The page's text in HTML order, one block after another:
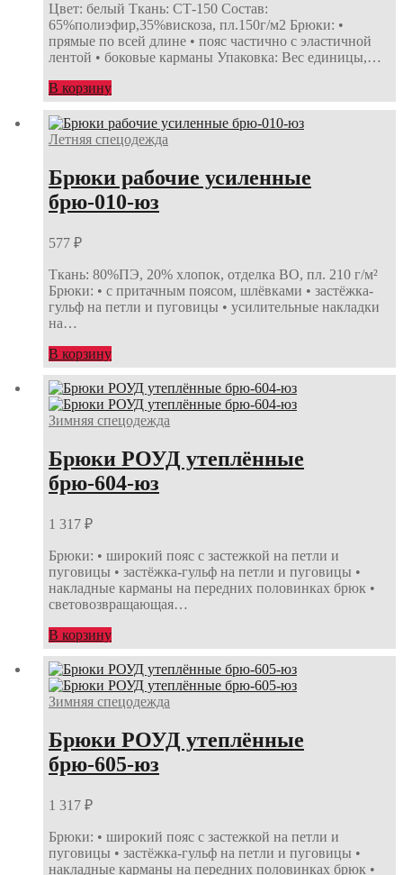
Цвет: белый Ткань: СТ-150 Состав:
65%полиэфир,35%вискоза, пл.150г/м2 Брюки: •
прямые по всей длине • пояс частично с эластичной
лентой • боковые карманы Упаковка: Вес единицы,…
В корзину
Летняя спецодежда
Брюки рабочие усиленные
брю-010-юз
577 ₽
Ткань: 80%ПЭ, 20% хлопок, отделка ВО, пл. 210 г/м²
Брюки: • с притачным поясом, шлёвками • застёжка-
гульф на петли и пуговицы • усилительные накладки
на…
В корзину
Зимняя спецодежда
Брюки РОУД утеплённые
брю-604-юз
1 317 ₽
Брюки: • широкий пояс с застежкой на петли и
пуговицы • застёжка-гульф на петли и пуговицы •
накладные карманы на передних половинках брюк •
световозвращающая…
В корзину
Зимняя спецодежда
Брюки РОУД утеплённые
брю-605-юз
1 317 ₽
Брюки: • широкий пояс с застежкой на петли и
пуговицы • застёжка-гульф на петли и пуговицы •
накладные карманы на передних половинках брюк •